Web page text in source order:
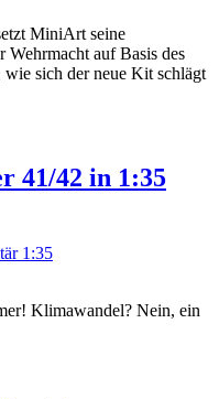
MiniArt seine
Wehrmacht auf Basis des
sich der neue Kit schlägt
41/42 in 1:35
1:35
Klimawandel? Nein, ein